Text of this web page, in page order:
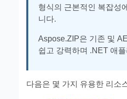
형식의 근본적인 복잡성
니다.
Aspose.ZIP은 기존 및
쉽고 강력하며 .NET 애
다음은 몇 가지 유용한 리소